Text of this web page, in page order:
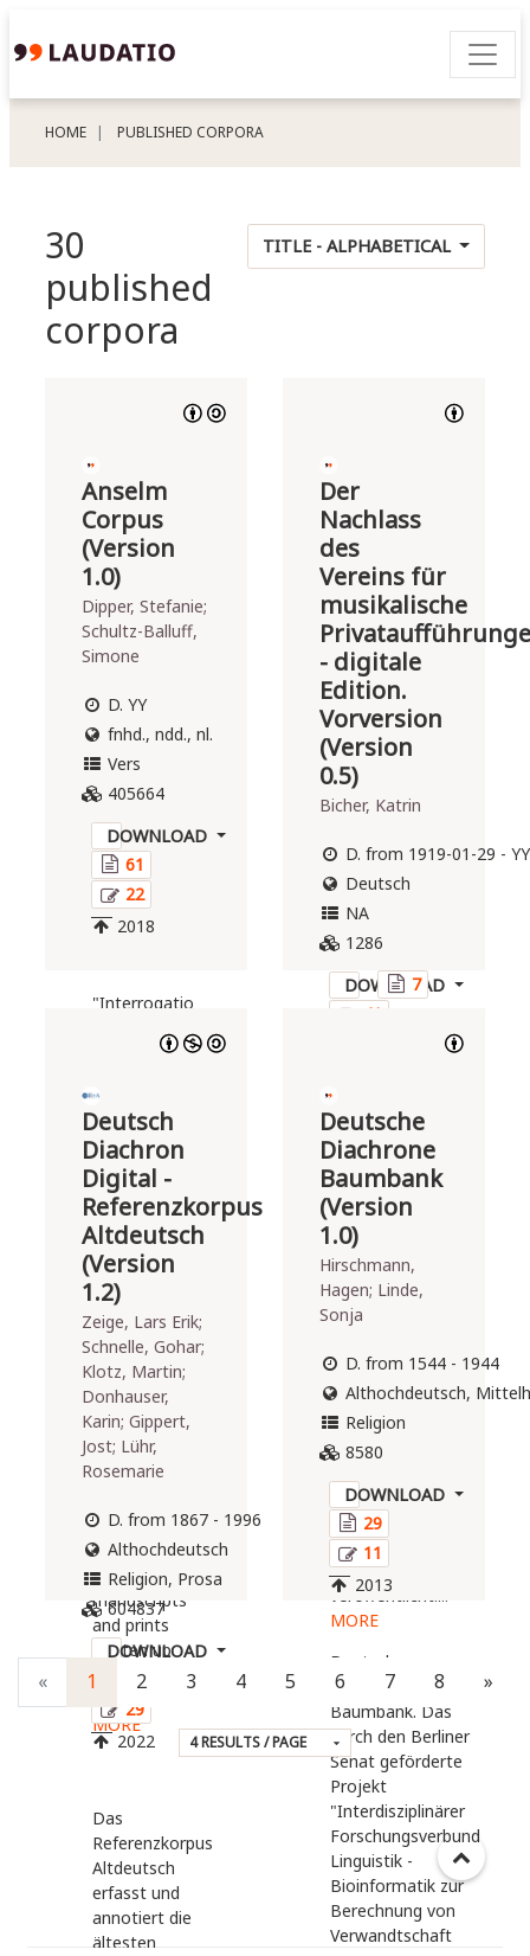
HOME PUBLISHED CORPORA
30
published
corpora
TITLE - ALPHABETICAL
Anselm
Corpus
(Version
1.0)
Dipper, Stefanie;
Schultz-Balluff,
Simone
D. YY
fnhd., ndd., nl.
Vers
405664
DOWNLOAD
61
22
2018
"Interrogatio
Anselmi de
Domini"
('Questions
by Saint
Anselm about
the Lord's
Passion') is a
medieval
religious
treatise
which is
documented
in an
exceptionally
broad
number of
written
total, there
are around 70
German
manuscripts
and prints
written up
between the
MORE
Der
Nachlass
des
Vereins für
musikalische
- digitale
Edition.
Vorversion
(Version
0.5)
Bicher, Katrin
D. from 1919-01-29 - YY
Deutsch
NA
1286
DOWNLOAD
7
41
Seminar "Der
Nachlass des
Vereins für
musikalische
Privataufführungen
- digitale Edition"
Wintersemester
2014/2015 unter
der Leitung von
Musikwissenschaft
- Musiksoziologie,
Humboldt-
Universität zu
entstandenen TEI-
XML Dokumente
sind unter CC-BY
3.0 Lizenz
veröffentlicht....
MORE
Deutsch
Diachron
Digital -
Referenzkorpus
Altdeutsch
(Version
1.2)
Zeige, Lars Erik;
Schnelle, Gohar;
Klotz, Martin;
Donhauser,
Karin; Gippert,
Jost; Lühr,
Rosemarie
D. from 1867 - 1996
Althochdeutsch
Religion, Prosa
604837
DOWNLOAD
123
29
2022
Das
Referenzkorpus
Altdeutsch
erfasst und
annotiert die
ältesten
Deutsche
Diachrone
Baumbank
(Version
1.0)
Hirschmann,
Hagen; Linde,
Sonja
D. from 1544 - 1944
Althochdeutsch,
Religion
8580
DOWNLOAD
29
11
2013
Deutsche
Diachrone
Baumbank. Das
durch den Berliner
Senat geförderte
Projekt
"Interdisziplinärer
Forschungsverbund
Linguistik -
Bioinformatik zur
Berechnung von
Verwandtschaft
« 1 2 3 4 5 6 7 8 »